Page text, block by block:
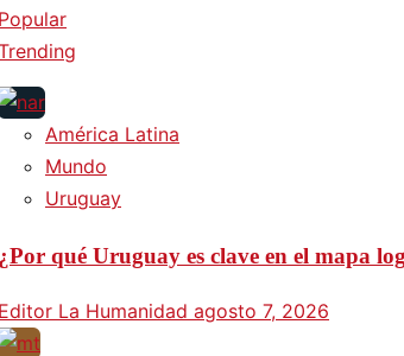
Popular
América Latina
Mundo
Uruguay
¿Por qué Uruguay es clave en el mapa
Editor La Humanidad agosto 7, 2026